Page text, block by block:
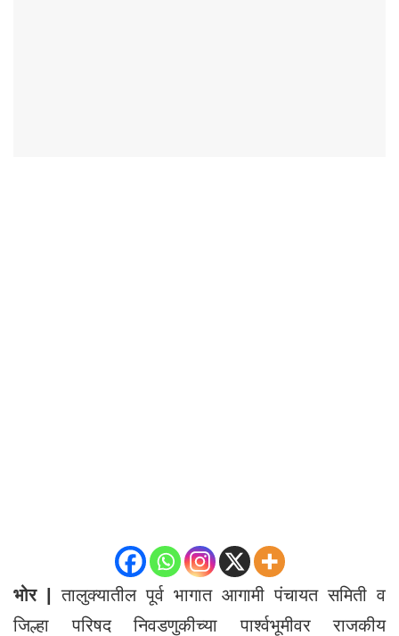
भोर |
तालुक्यातील पूर्व भागात आगामी पंचायत समिती व
जिल्हा परिषद निवडणुकीच्या पार्श्वभूमीवर राजकीय